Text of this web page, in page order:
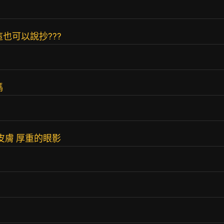
可以說抄???
膚 厚重的眼影